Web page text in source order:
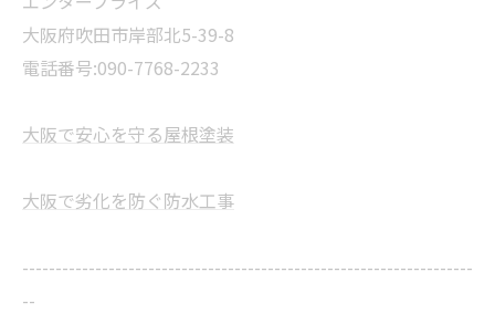
大阪府吹田市岸部北5-39-8
電話番号:090-7768-2233
大阪で安心を守る屋根塗装
大阪で劣化を防ぐ防水工事
--------------------------------------------------------------------
--